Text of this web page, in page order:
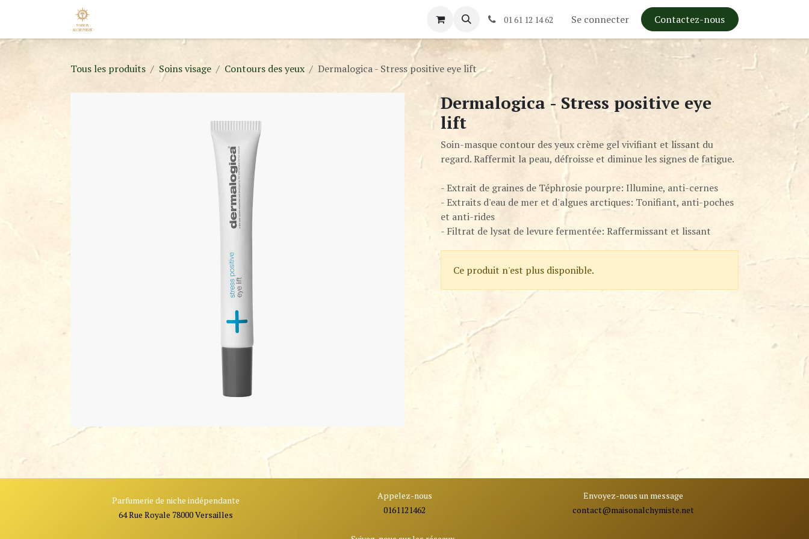
Se rendre au contenu
01 61 12 14 62 Se connecter Contactez-nous
Tous les produits Soins visage Contours des yeux Dermalogica - Stress positive eye lift
Dermalogica - Stress positive eye
lift
Soin-masque contour des yeux crème gel vivifiant et lissant du
regard. Raffermit la peau, défroisse et diminue les signes de fatigue.
- Extrait de graines de Téphrosie pourpre: Illumine, anti-cernes
- Extraits d'eau de mer et d'algues arctiques: Tonifiant, anti-poches
et anti-rides
- Filtrat de lysat de levure fermentée: Raffermissant et lissant
Ce produit n'est plus disponible.
Parfumerie de niche indépendante
64 Rue Royale 78000 Versailles
Appelez-nous
0161121462
Envoyez-nous un message
contact@maisonalchymiste.net